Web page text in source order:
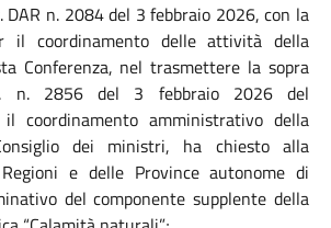
DAR n. 2084 del 3 febbraio 2026, con la
il coordinamento delle attività della
Conferenza, nel trasmettere la sopra
n. 2856 del 3 febbraio 2026 del
coordinamento amministrativo della
dei ministri, ha chiesto alla
e delle Province autonome di
del componente supplente della